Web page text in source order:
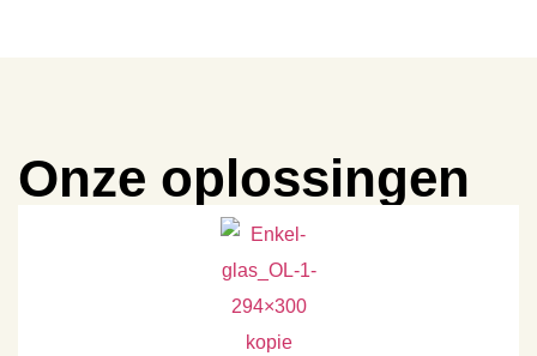
Onze oplossingen